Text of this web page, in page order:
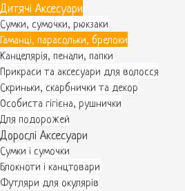
Дитячі Аксесуари
Сумки, сумочки, рюкзаки
Гаманці, парасольки, брелоки
Канцелярія, пенали, папки
Прикраси та аксесуари для волосся
Скриньки, скарбнички та декор
Особиста гігієна, рушнички
Для подорожей
Дорослі Аксесуари
Сумки і сумочки
Блокноти і канцтовари
Футляри для окулярів